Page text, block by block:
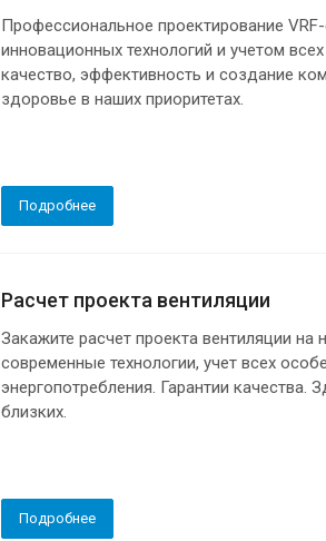
Профессиональное проектирование
инновационных технологий и учетом
качество, эффективность и создание
здоровье в наших приоритетах.
Подробнее
Расчет проекта вентиляции
Закажите расчет проекта вентиляции
современные технологии, учет всех
энергопотребления. Гарантии
близких.
Подробнее